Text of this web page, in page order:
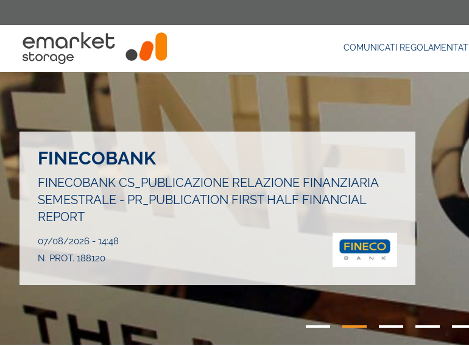
al
contenuto
principale
NAVIGAZIONE
COMUNICATI REGOLAMENTATI
FINECOBANK
FINECOBANK CS_PUBLICAZIONE RELAZIONE FINANZIARIA
SEMESTRALE - PR_PUBLICATION FIRST HALF FINANCIAL
REPORT
07/08/2026 - 14:48
N. PROT. 188120